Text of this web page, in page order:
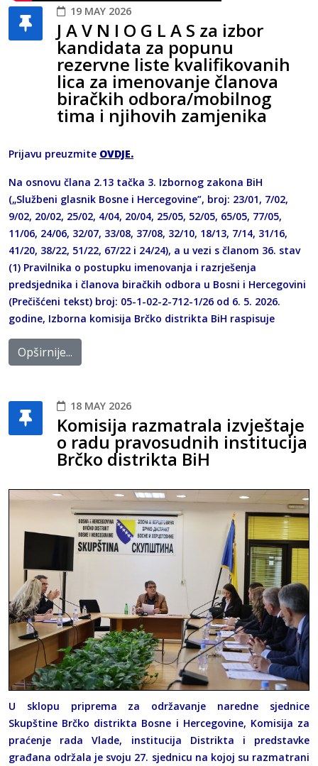
19 MAY 2026
J A V N I O G L A S za izbor
kandidata za popunu
rezervne liste kvalifikovanih
lica za imenovanje članova
biračkih odbora/mobilnog
tima i njihovih zamjenika
Prijavu preuzmite OVDJE.
Na osnovu člana 2.13 tačka 3. Izbornog zakona BiH
(„Službeni glasnik Bosne i Hercegovine”, broj: 23/01, 7/02,
9/02, 20/02, 25/02, 4/04, 20/04, 25/05, 52/05, 65/05, 77/05,
11/06, 24/06, 32/07, 33/08, 37/08, 32/10, 18/13, 7/14, 31/16,
41/20, 38/22, 51/22, 67/22 i 24/24), a u vezi s članom 36. stav
(1) Pravilnika o postupku imenovanja i razrješenja
predsjednika i članova biračkih odbora u Bosni i Hercegovini
(Prečišćeni tekst) broj: 05-1-02-2-712-1/26 od 6. 5. 2026.
godine, Izborna komisija Brčko distrikta BiH raspisuje
Opširnije...
18 MAY 2026
Komisija razmatrala izvještaje
o radu pravosudnih institucija
Brčko distrikta BiH
U sklopu priprema za održavanje naredne sjednice
Skupštine Brčko distrikta Bosne i Hercegovine, Komisija za
praćenje rada Vlade, institucija Distrikta i predstavke
građana održala je svoju 27. sjednicu na kojoj su razmatrani